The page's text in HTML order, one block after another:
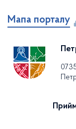
Мапа порталу